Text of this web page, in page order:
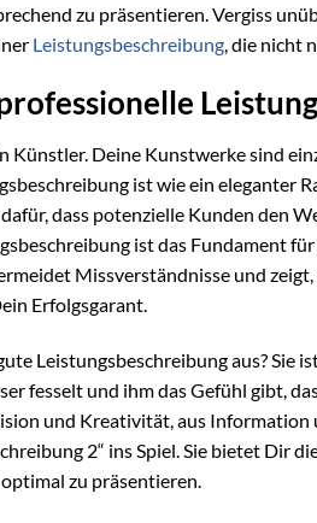
zu präsentieren. Vergiss
Leistungsbeschreibung , die nicht
Künstler. Deine Kunstwerke sind
ist wie ein eleganter
dass potenzielle Kunden den
ist das Fundament
Missverständnisse und
Erfolgsgarant.
Leistungsbeschreibung aus? Sie
fesselt und ihm das Gefühl gibt,
und Kreativität, aus
2“ ins Spiel. Sie bietet Dir
zu präsentieren.